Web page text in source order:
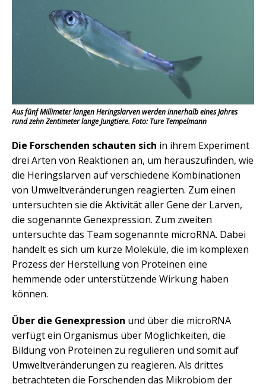
Aus fünf Millimeter langen Heringslarven werden innerhalb eines Jahres
rund zehn Zentimeter lange Jungtiere.Foto: Ture Tempelmann
Die Forschenden schauten sich in ihrem Experiment
drei Arten von Reaktionen an, um herauszufinden, wie
die Heringslarven auf verschiedene Kombinationen
von Umweltveränderungen reagierten. Zum einen
untersuchten sie die Aktivität aller Gene der Larven,
die sogenannte Genexpression. Zum zweiten
untersuchte das Team sogenannte microRNA. Dabei
handelt es sich um kurze Moleküle, die im komplexen
Prozess der Herstellung von Proteinen eine
hemmende oder unterstützende Wirkung haben
können.
Über die Genexpression und über die microRNA
verfügt ein Organismus über Möglichkeiten, die
Bildung von Proteinen zu regulieren und somit auf
Umweltveränderungen zu reagieren. Als drittes
betrachteten die Forschenden das Mikrobiom der